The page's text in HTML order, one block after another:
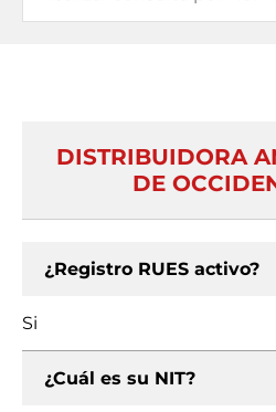
DISTRIBUIDORA
DE
¿Registro RUES activo?
Si
¿Cuál es su NIT?